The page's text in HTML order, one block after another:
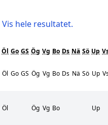
Vis hele resultatet.
Öl Go GS Ög Vg Bo Ds Nä Sö Up
Öl Go GS Ög Vg Bo Ds Nä Sö Up
Öl Ög Vg Bo Up